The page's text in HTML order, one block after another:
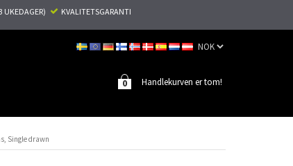
UKEDAGER) KVALITETSGARANTI
Handlekurven er tom!
0
Single drawn